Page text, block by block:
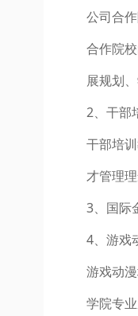
公司合
合作院
展规划
2、干部
干部培
才管理
3、国际
4、游戏
游戏动
学院专